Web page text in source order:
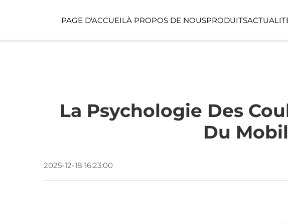
PAGE D'ACCUEIL À PROPOS DE NOUSPRODUITS
ESPACE POUR ENFANTS
La Psychologie Des
Du
2025-12-18 16:23:00